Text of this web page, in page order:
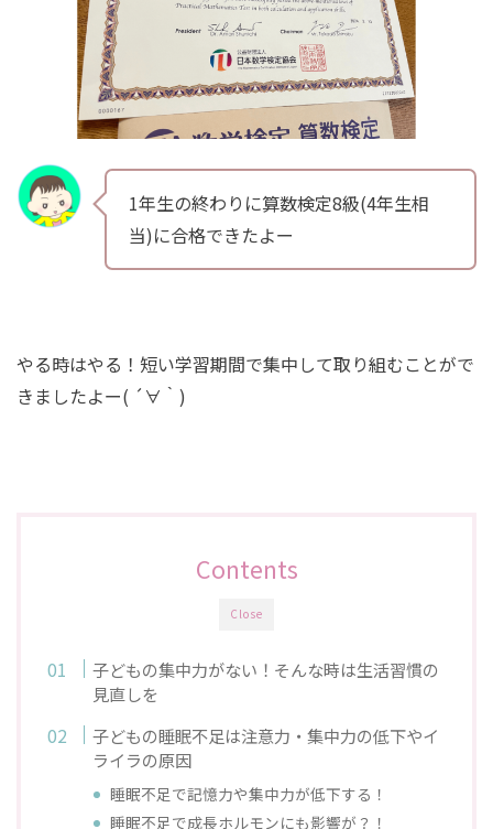
1年生の終わりに算数検定8級(4年生相
当)に合格できたよー
やる時はやる！短い学習期間で集中して取り組むことがで
きましたよー( ´∀｀)
Close
Contents
子どもの集中力がない！そんな時は生活習慣の
見直しを
子どもの睡眠不足は注意力・集中力の低下やイ
ライラの原因
睡眠不足で記憶力や集中力が低下する！
睡眠不足で成長ホルモンにも影響が？！